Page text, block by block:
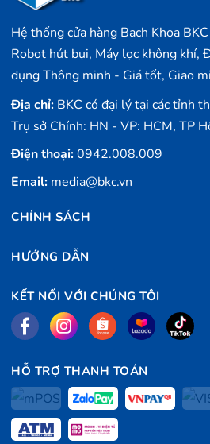
Hệ thống cửa hàng Bach Khoa
Robot hút bụi, Máy lọc không khí,
dụng Thông minh - Giá tốt, Giao
Địa chỉ: BKC có đại lý tại các tỉnh
Trụ sở Chính: HN - VP: HCM, TP
Điện thoại:0942.008.009
Email: media@bkc.vn
CHÍNH SÁCH
HƯỚNG DẪN
KẾT NỐI VỚI CHÚNG TÔI
HỖ TRỢ THANH TOÁN